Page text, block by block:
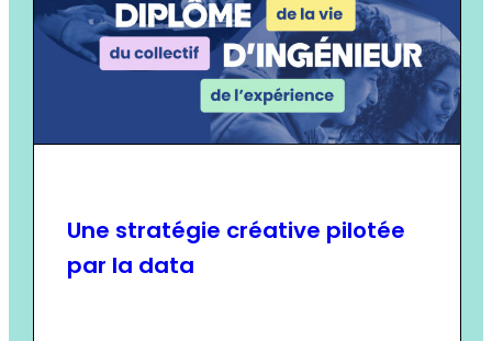
Une stratégie créative pilotée
par la data